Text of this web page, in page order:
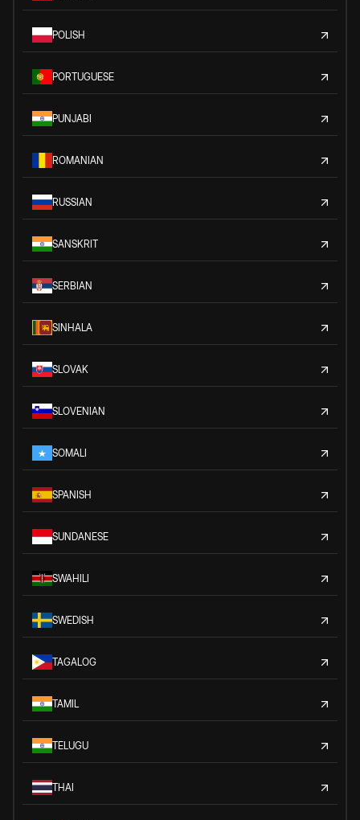
POLISH
PORTUGUESE
PUNJABI
ROMANIAN
RUSSIAN
SANSKRIT
SERBIAN
SINHALA
SLOVAK
SLOVENIAN
SOMALI
SPANISH
SUNDANESE
SWAHILI
SWEDISH
TAGALOG
TAMIL
TELUGU
THAI